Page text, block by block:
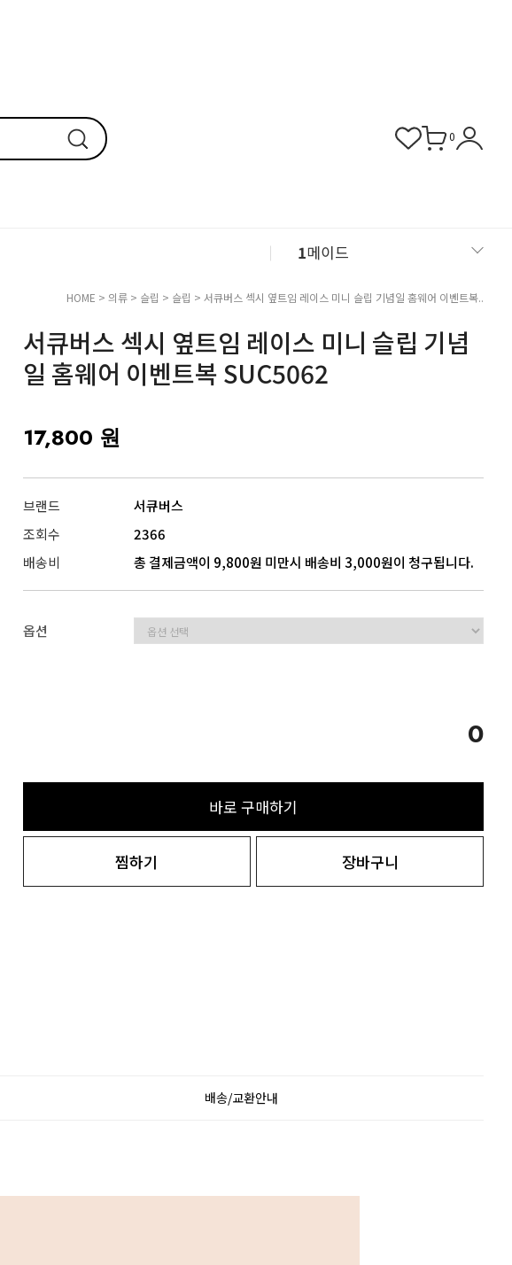
0
1메이드
2섹시 슬립
3버니걸
HOME > 의류 > 슬립 > 슬립 > 서큐버스 섹시 옆트임 레이스 미니 슬립 기념일 홈웨어 이벤트복..
서큐버스 섹시 옆트임 레이스 미니 슬립 기념
일 홈웨어 이벤트복 SUC5062
17,800 원
브랜드
서큐버스
조회수
2366
배송비
총 결제금액이 9,800원 미만시 배송비 3,000원이 청구됩니다.
옵션
0
바로 구매하기
찜하기 장바구니
배송/교환안내